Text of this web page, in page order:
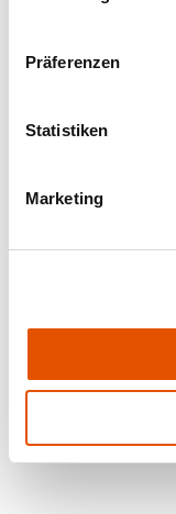
Präferenzen
Statistiken
Marketing